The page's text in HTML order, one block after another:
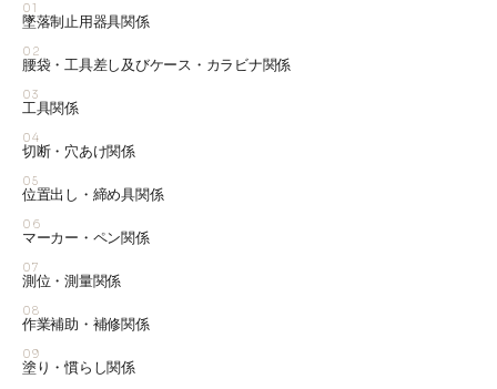
01
墜落制止用器具関係
02
腰袋・工具差し及びケース・カラビナ関係
03
工具関係
04
切断・穴あけ関係
05
位置出し・締め具関係
06
マーカー・ペン関係
07
測位・測量関係
08
作業補助・補修関係
09
塗り・慣らし関係